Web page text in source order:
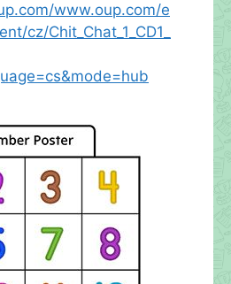
www.oup.com/e
cz/Chit_Chat_1_CD1_